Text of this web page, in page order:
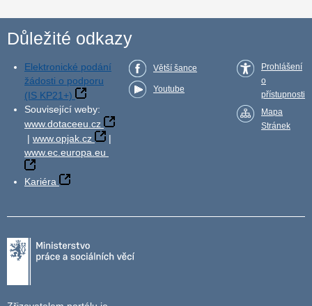
Důležité odkazy
Elektronické podání
žádosti o podporu
(IS KP21+)
Související weby:
www.dotaceeu.cz
| www.opjak.cz
|
www.ec.europa.eu
Kariéra
Větší šance
Youtube
Prohlášení
o
přístupnosti
Mapa
Stránek